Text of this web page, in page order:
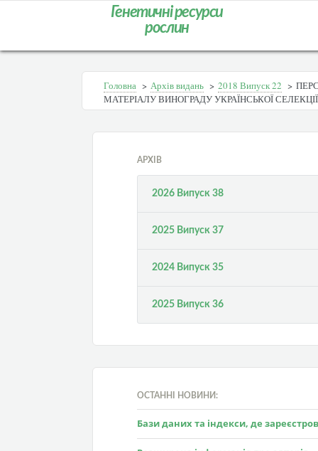
Генетичні ресурси
рослин
Головна > Архів видань > 2018 Випуск 22 >
МАТЕРІАЛУ ВИНОГРАДУ УКРАЇНСЬКОЇ СЕЛЕКЦІЇ
АРХІВ
2026 Випуск 38
2025 Випуск 37
2024 Випуск 35
2025 Випуск 36
ОСТАННІ НОВИНИ:
Бази даних та індекси, де